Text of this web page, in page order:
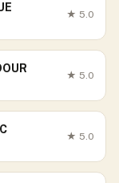
★ 5.0
★ 5.0
★ 5.0